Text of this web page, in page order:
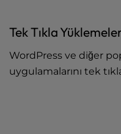
Tek Tıkla
WordPress ve diğer
uygulamalarını tek